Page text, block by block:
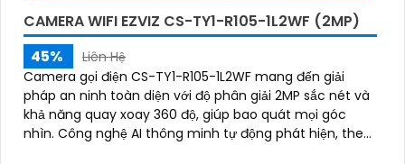
CAMERA WIFI EZVIZ CS-TY1-R105-1L2WF (2MP)
45%
Liên Hệ
Camera gọi điện CS-TY1-R105-1L2WF mang đến giải
pháp an ninh toàn diện với độ phân giải 2MP sắc nét và
khả năng quay xoay 360 độ, giúp bao quát mọi góc
nhìn. Công nghệ AI thông minh tự động phát hiện, theo